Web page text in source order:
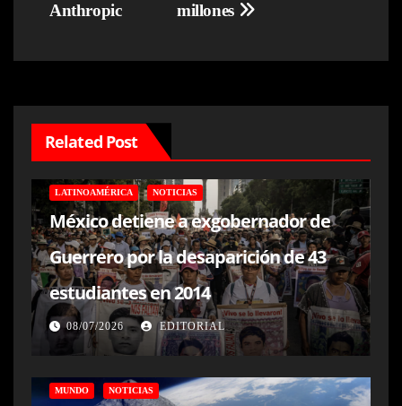
millones
Anthropic
Related Post
LATINOAMÉRICA NOTICIAS
México detiene a exgobernador de
Guerrero por la desaparición de 43
estudiantes en 2014
08/07/2026 EDITORIAL
MUNDO NOTICIAS